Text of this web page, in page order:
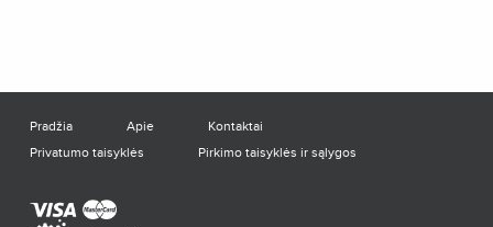
Pradžia Apie
Kontaktai
Privatumo taisyklės
Pirkimo taisyklės ir sąlygos